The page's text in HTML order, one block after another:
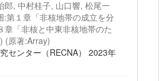
郎, 中村桂子, 山口響, 松尾一
:第１章「非核地帯の成立を分
章「非核と中東非核地帯のた
(原著:Array)
センター（RECNA） 2023年